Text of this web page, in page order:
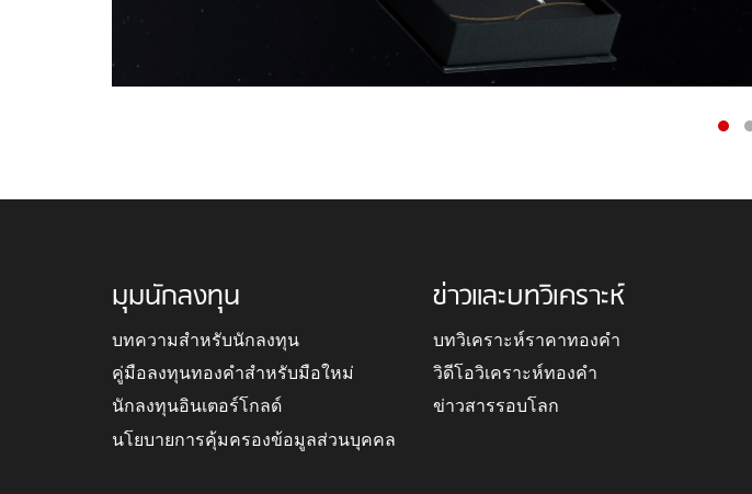
มุมนักลงทุน
บทความสำหรับนักลงทุน
คู่มือลงทุนทองคำสำหรับมือใหม่
นักลงทุนอินเตอร์โกลด์
นโยบายการคุ้มครองข้อมูลส่วนบุคคล
ข่าวและบทวิเคราะห์
บทวิเคราะห์ราคาทองคำ
วิดีโอวิเคราะห์ทองคำ
ข่าวสารรอบโลก